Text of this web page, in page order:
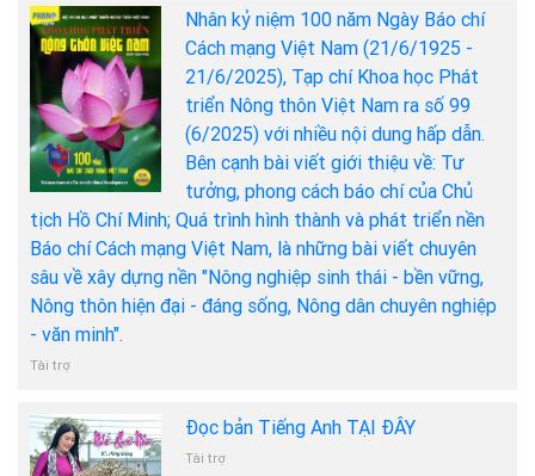
Nhân kỷ niệm 100 năm Ngày Báo chí
Cách mạng Việt Nam (21/6/1925 -
21/6/2025), Tạp chí Khoa học Phát
triển Nông thôn Việt Nam ra số 99
(6/2025) với nhiều nội dung hấp dẫn.
Bên cạnh bài viết giới thiệu về: Tư
tưởng, phong cách báo chí của Chủ
tịch Hồ Chí Minh; Quá trình hình thành và phát triển nền
Báo chí Cách mạng Việt Nam, là những bài viết chuyên
sâu về xây dựng nền "Nông nghiệp sinh thái - bền vững,
Nông thôn hiện đại - đáng sống, Nông dân chuyên nghiệp
- văn minh".
Tài trợ
Đọc bản Tiếng Anh TẠI ĐÂY
Tài trợ